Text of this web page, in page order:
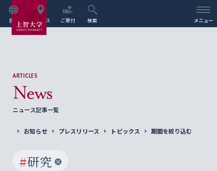
言語 アクセス ご寄付 検索 メニュー
ARTICLES
News
ニュース記事一覧
お知らせ プレスリリース トピックス 期間を絞り込む
#研究